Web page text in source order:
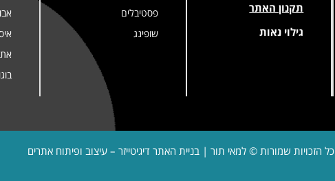
תקנון האתר
גילוי נאות
פסטיבלים
שופינג
כל הזכויות שמורות © למאי תור | בניית האתר דיגיטייזר – עיצוב ופיתוח אתרים